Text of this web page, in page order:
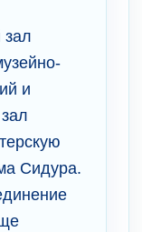
зал
и
Сидура.